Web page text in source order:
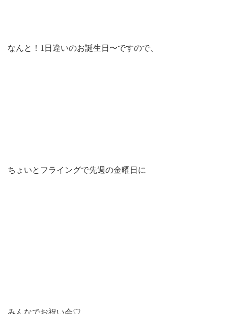
なんと！1日違いのお誕生日〜ですので、
ちょいとフライングで先週の金曜日に
みんなでお祝い会♡